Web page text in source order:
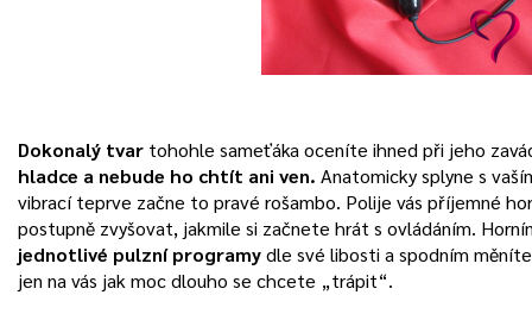
Dokonalý tvar tohohle sameťáka oceníte ihned při jeho
hladce a nebude ho chtít ani ven. Anatomicky splyne s
vibrací teprve začne to pravé rošambo. Polije vás příjemné
postupně zvyšovat, jakmile si začnete hrát s ovládáním.
jednotlivé pulzní programydle své libosti a spodním
jen na vás jak moc dlouho se chcete „trápit“.